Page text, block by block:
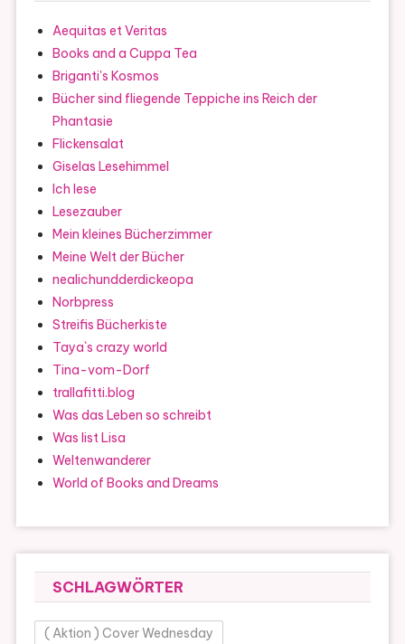
Aequitas et Veritas
Books and a Cuppa Tea
Briganti's Kosmos
Bücher sind fliegende Teppiche ins Reich der
Phantasie
Flickensalat
Giselas Lesehimmel
Ich lese
Lesezauber
Mein kleines Bücherzimmer
Meine Welt der Bücher
nealichundderdickeopa
Norbpress
Streifis Bücherkiste
Taya`s crazy world
Tina-vom-Dorf
trallafitti.blog
Was das Leben so schreibt
Was list Lisa
Weltenwanderer
World of Books and Dreams
SCHLAGWÖRTER
( Aktion ) Cover Wednesday